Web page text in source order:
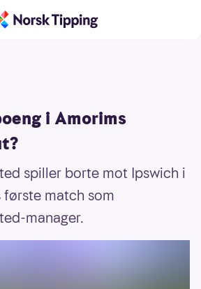
i Amorims
spiller borte mot Ipswich i
match som
manager.